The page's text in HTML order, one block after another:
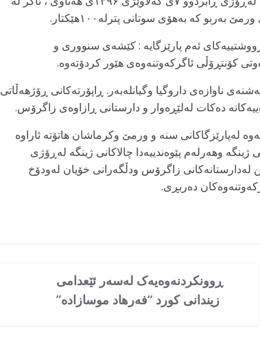
کە بەهۆی سوتانی پترلە۱۰۰هێکتار.
ئەم پارێزگایە : کێشەی سنووری و
کۆنتڕۆڵی ئاگرکەوتنەوەی هێور کردۆتەوە.
ناوازەی داروگیا وگیانلەبەر. ڕاپۆرتەکانی ڕۆژهەڵاتی
دەکات لەلێڕەوار و دارستانی ڕازاوەی زاگرۆس.
۵ ڕووداوی ئاگرکەوتنەوە لەپارێزگاکانی سنە و ورمێ وکرماشان هاتۆتە ئاراوە
وهەرلەم پێوەندییەدا چالاکانی ژینگە لەڕۆژی
لەدارستانەکانی زاگرۆس ودڵگەرانی خۆیان لەودۆخ
دەربڕی.
ڕوونکردنەوەیەک لەسەر ئێعدامی
زیندانی کورد “فەرهاد موسازادە”